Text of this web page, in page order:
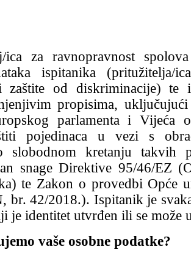
ica za ravnopravnost
ispitanika
zaštite od diskriminacije) te
propisima,
parlamenta i Vijeća
pojedinaca u vezi s
slobodnom kretanju takvih
snage Direktive 95/46/EZ
te Zakon o provedbi Opće
br. 42/2018.). Ispitanik je
je identitet utvrđen ili se može
vaše osobne podatke?